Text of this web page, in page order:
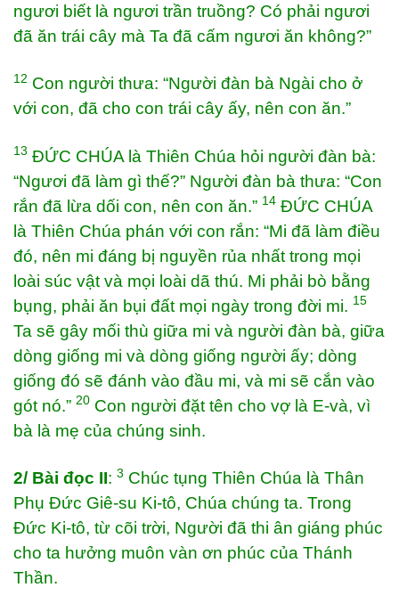
ngươi biết là ngươi trần truồng? Có phải ngươi
đã ăn trái cây mà Ta đã cấm ngươi ăn không?”
12 Con người thưa: “Người đàn bà Ngài cho ở
với con, đã cho con trái cây ấy, nên con ăn.”
13 ĐỨC CHÚA là Thiên Chúa hỏi người đàn bà:
“Ngươi đã làm gì thế?” Người đàn bà thưa: “Con
rắn đã lừa dối con, nên con ăn.” 14 ĐỨC CHÚA
là Thiên Chúa phán với con rắn: “Mi đã làm điều
đó, nên mi đáng bị nguyền rủa nhất trong mọi
loài súc vật và mọi loài dã thú. Mi phải bò bằng
bụng, phải ăn bụi đất mọi ngày trong đời mi. 15
Ta sẽ gây mối thù giữa mi và người đàn bà, giữa
dòng giống mi và dòng giống người ấy; dòng
giống đó sẽ đánh vào đầu mi, và mi sẽ cắn vào
gót nó.” 20 Con người đặt tên cho vợ là E-và, vì
bà là mẹ của chúng sinh.
2/ Bài đọc II: 3 Chúc tụng Thiên Chúa là Thân
Phụ Đức Giê-su Ki-tô, Chúa chúng ta. Trong
Đức Ki-tô, từ cõi trời, Người đã thi ân giáng phúc
cho ta hưởng muôn vàn ơn phúc của Thánh
Thần.